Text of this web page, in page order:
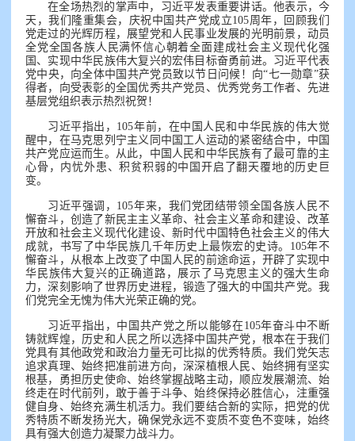
在全场热烈的掌声中，习近平发表重要讲话。他表示，今
天，我们隆重集会，庆祝中国共产党成立105周年，回顾我们
党走过的光辉历程，展望党和人民事业发展的光明前景，动员
全党全国各族人民满怀信心朝着全面建成社会主义现代化强
国、实现中华民族伟大复兴的宏伟目标奋勇前进。习近平代表
党中央，向全体中国共产党员致以节日问候！向“七一勋章”获
得者，向受表彰的全国优秀共产党员、优秀党务工作者、先进
基层党组织表示热烈祝贺！
习近平指出，105年前，在中国人民和中华民族的伟大觉
醒中，在马克思列宁主义同中国工人运动的紧密结合中，中国
共产党应运而生。从此，中国人民和中华民族有了最可靠的主
心骨，内忧外患、积贫积弱的中国开启了翻天覆地的历史巨
变。
习近平强调，105年来，我们党团结带领全国各族人民不
懈奋斗，创造了新民主主义革命、社会主义革命和建设、改革
开放和社会主义现代化建设、新时代中国特色社会主义的伟大
成就，书写了中华民族几千年历史上最恢宏的史诗。105年不
懈奋斗，从根本上改变了中国人民的前途命运，开辟了实现中
华民族伟大复兴的正确道路，展示了马克思主义的强大生命
力，深刻影响了世界历史进程，锻造了强大的中国共产党。我
们党完全无愧为伟大光荣正确的党。
习近平指出，中国共产党之所以能够在105年奋斗中不断
铸就辉煌，历史和人民之所以选择中国共产党，根本在于我们
党具有其他政党和政治力量无可比拟的优秀特质。我们党矢志
追求真理、始终把准前进方向，深深植根人民、始终拥有坚实
根基，勇担历史使命、始终掌握战略主动，顺应发展潮流、始
终走在时代前列，敢于善于斗争、始终保持必胜信心，注重强
健自身、始终充满生机活力。我们要结合新的实际，把党的优
秀特质不断发扬光大，确保党永远不变质不变色不变味，始终
具有强大创造力凝聚力战斗力。